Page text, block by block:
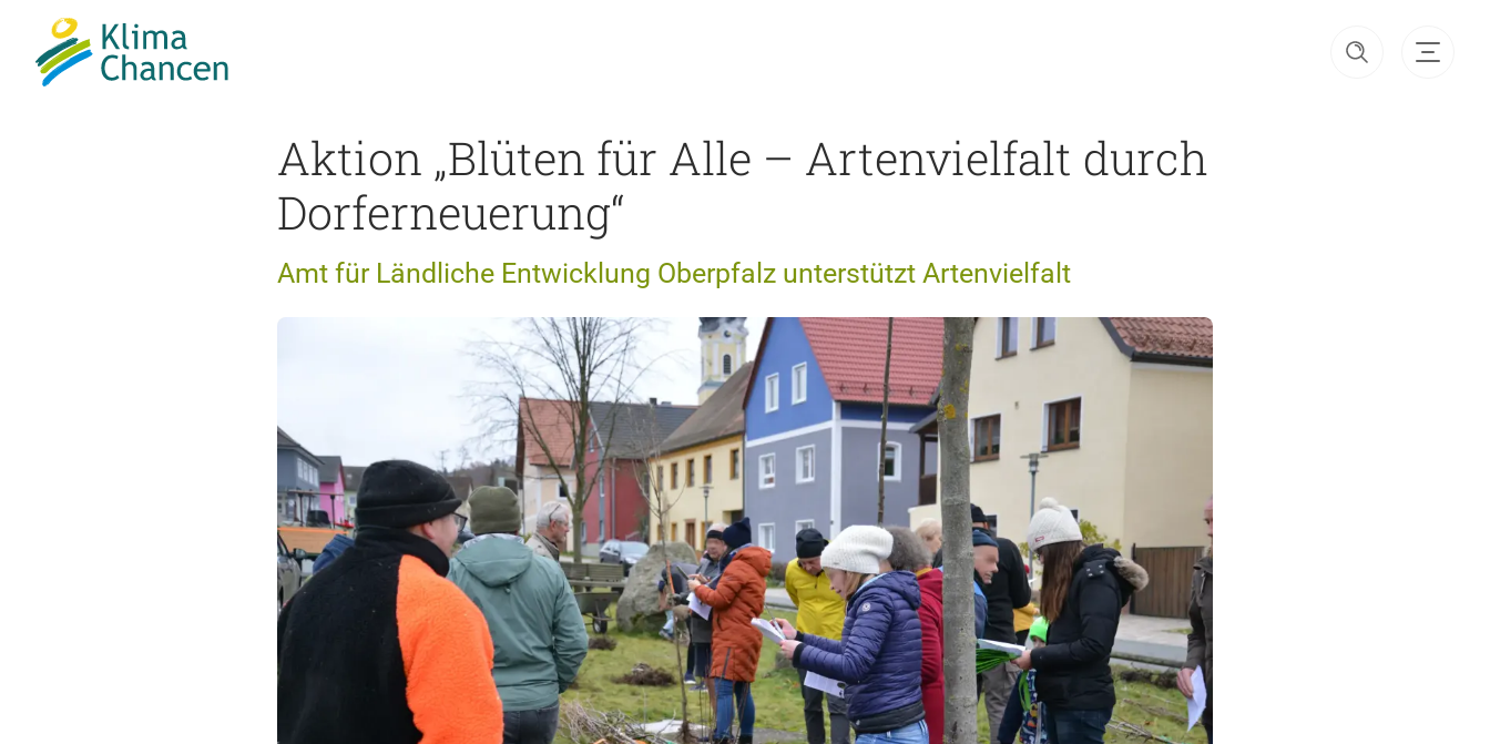
Aktion „Blüten für Alle – Artenvielfalt durch
Dorferneuerung“
Amt für Ländliche Entwicklung Oberpfalz unterstützt Artenvielfalt